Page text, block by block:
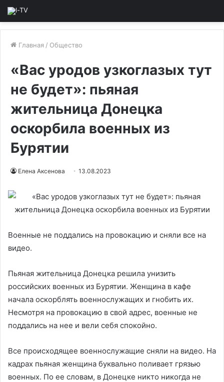
Главная / Общество
«Вас уродов узкоглазых тут
не будет»: пьяная
жительница Донецка
оскорбила военных из
Бурятии
Елена Аксенова 13.08.2023
Военные не поддались на провокацию и сняли все на
видео.
Пьяная жительница Донецка решила унизить
российских военных из Бурятии. Женщина в кафе
начала оскорблять военнослужащих и гнобить их.
Несмотря на провокацию в свой адрес, военные не
поддались на нее и вели себя спокойно.
Все происходящее военнослужащие сняли на видео. На
кадрах пьяная женщина буквально поливает грязью
военных. По ее словам, в Донецке никто никогда не